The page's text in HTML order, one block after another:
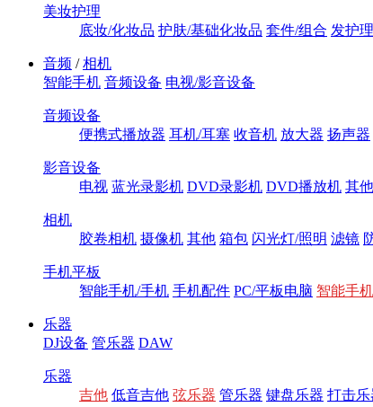
美妆护理
底妆/化妆品 护肤/基础化妆品 套件/组合 发护
音频 / 相机
智能手机 音频设备 电视/影音设备
音频设备
便携式播放器 耳机/耳塞 收音机 放大器 扬声器
影音设备
电视 蓝光录影机 DVD录影机 DVD播放机 其他
相机
胶卷相机 摄像机 其他 箱包 闪光灯/照明 滤镜
手机平板
智能手机/手机 手机配件 PC/平板电脑 智能手
乐器
DJ设备 管乐器 DAW
乐器
吉他 低音吉他 弦乐器 管乐器 键盘乐器 打击乐